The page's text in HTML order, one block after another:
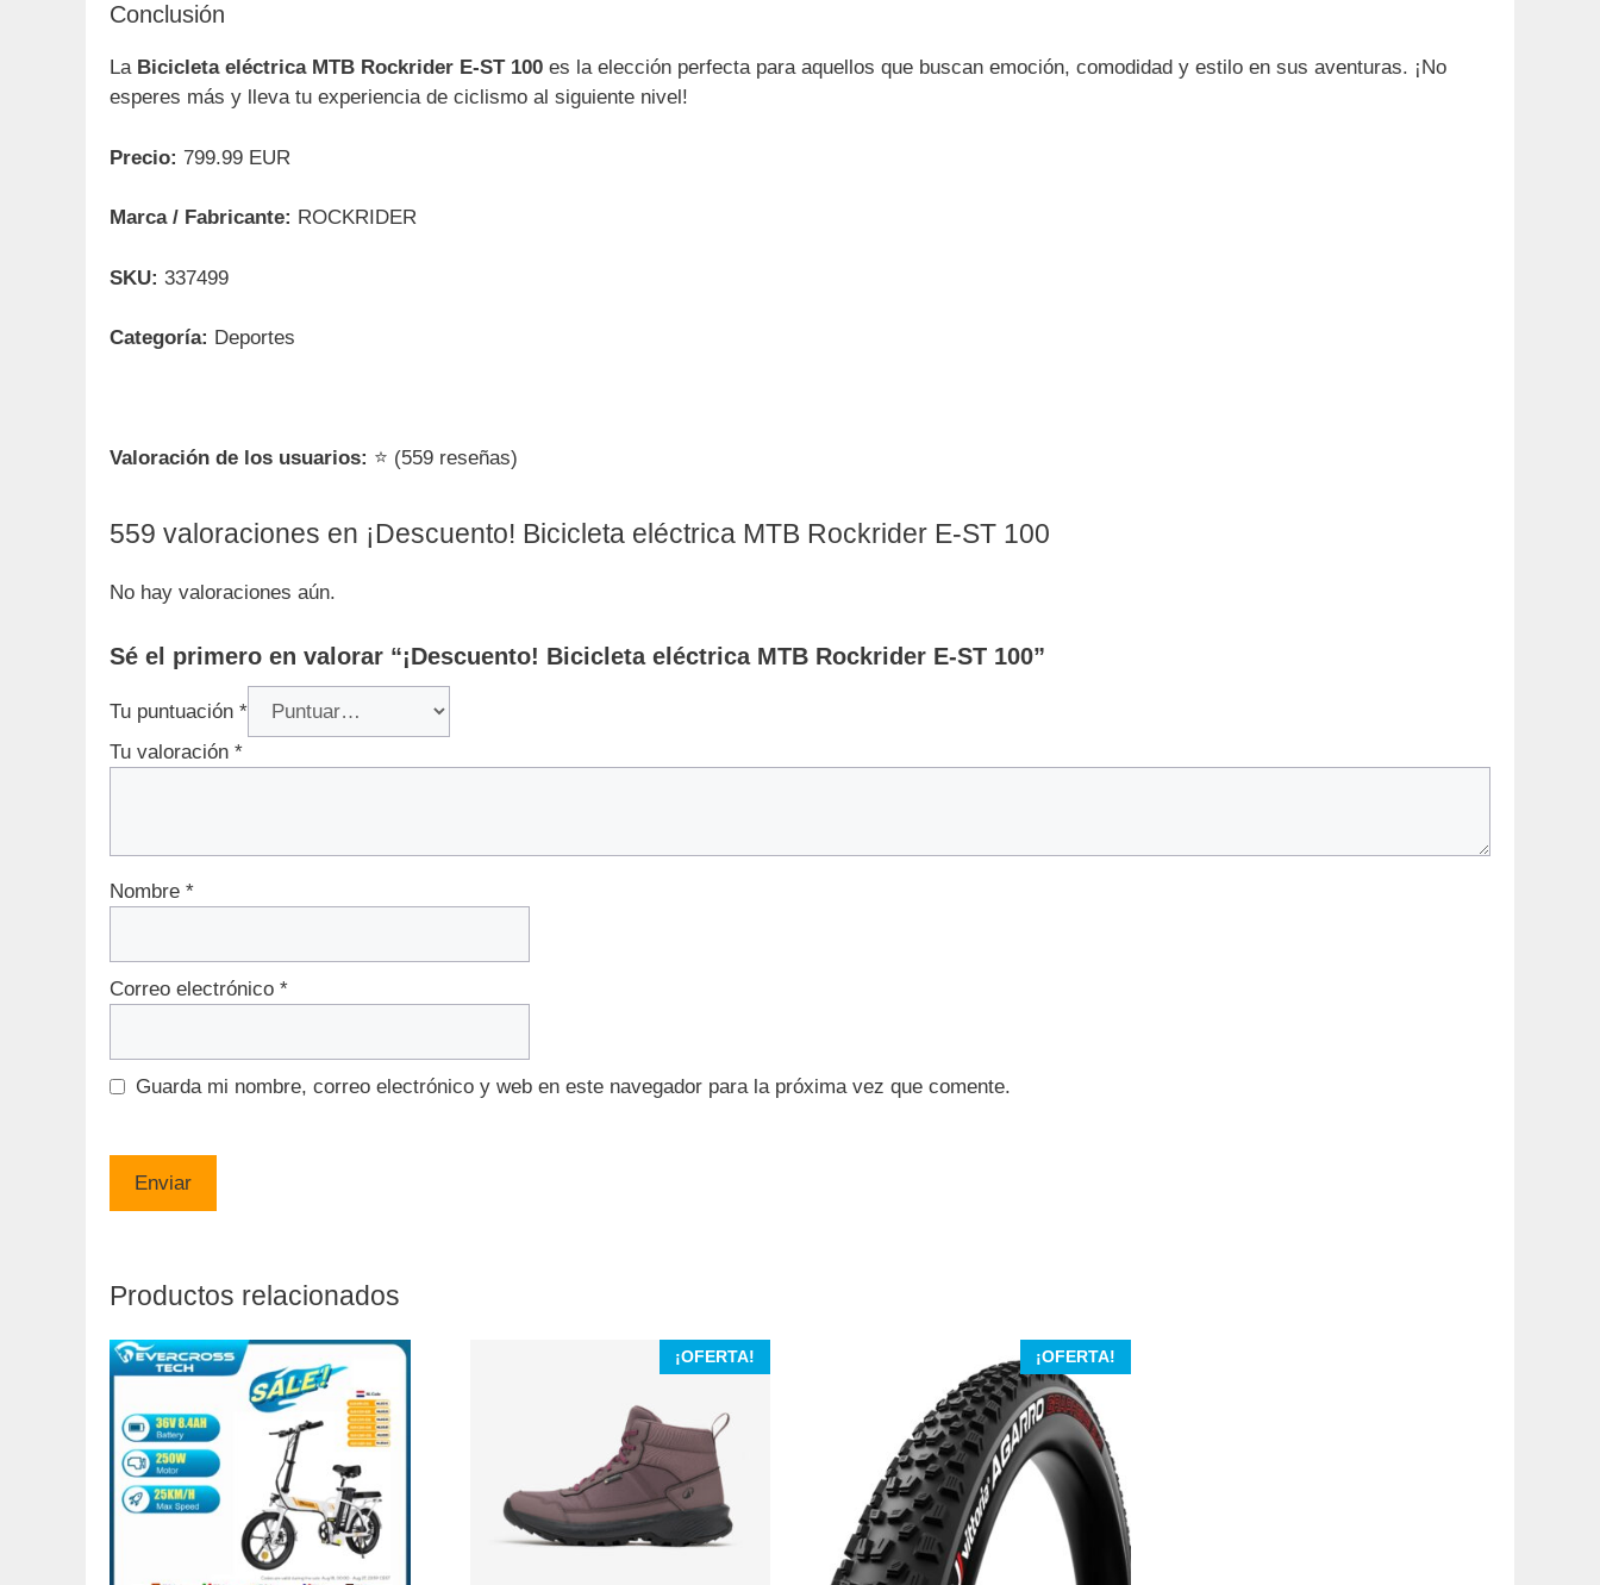
Conclusión
La Bicicleta eléctrica MTB Rockrider E-ST 100 es la elección perfecta para aquellos que buscan emoción, comodidad y estilo en sus aventuras. ¡No
esperes más y lleva tu experiencia de ciclismo al siguiente nivel!
Precio: 799.99 EUR
Marca / Fabricante: ROCKRIDER
SKU: 337499
Categoría: Deportes
Valoración de los usuarios: ⭐ (559 reseñas)
559 valoraciones en ¡Descuento! Bicicleta eléctrica MTB Rockrider E-ST 100
No hay valoraciones aún.
Sé el primero en valorar “¡Descuento! Bicicleta eléctrica MTB Rockrider E-ST 100”
Tu puntuación *
Tu valoración *
Nombre *
Correo electrónico *
Guarda mi nombre, correo electrónico y web en este navegador para la próxima vez que comente.
Productos relacionados
¡OFERTA! ¡OFERTA!